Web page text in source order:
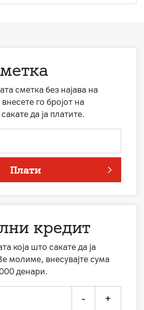
сметка без најава на
го бројот на
да ја платите.
Плати
кредит
која што сакате да ја
молиме, внесувајте сума
денари.
- +